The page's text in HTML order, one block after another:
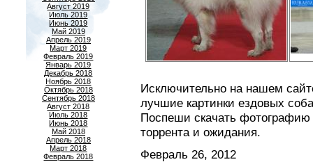
Август 2019
Июль 2019
Июнь 2019
Май 2019
Апрель 2019
Март 2019
Февраль 2019
Январь 2019
Декабрь 2018
Ноябрь 2018
Октябрь 2018
Сентябрь 2018
Август 2018
Июль 2018
Июнь 2018
Май 2018
Апрель 2018
Март 2018
Февраль 2018
Исключительно на нашем
лучшие картинки ездовых
Поспеши скачать
торрента и ожидания.
Февраль 26, 2012